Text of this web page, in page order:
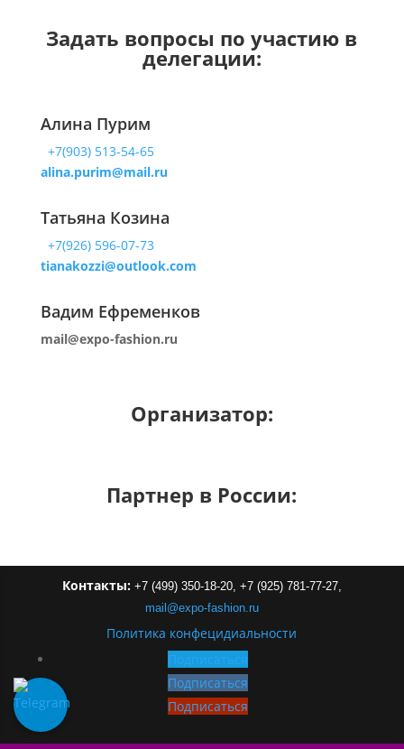
Задать вопросы по участию в
делегации:
Алина Пурим
+7(903) 513-54-65
alina.purim@mail.ru
Татьяна Козина
+7(926) 596-07-73
tianakozzi@outlook.com
Вадим Ефременков
mail@expo-fashion.ru
Организатор:
Партнер в России:
Контакты: +7 (499) 350-18-20, +7 (925) 781-77-27,
mail @expo-fashion.ru
Политика конфецидиальности
Подписаться
Подписаться
Подписаться